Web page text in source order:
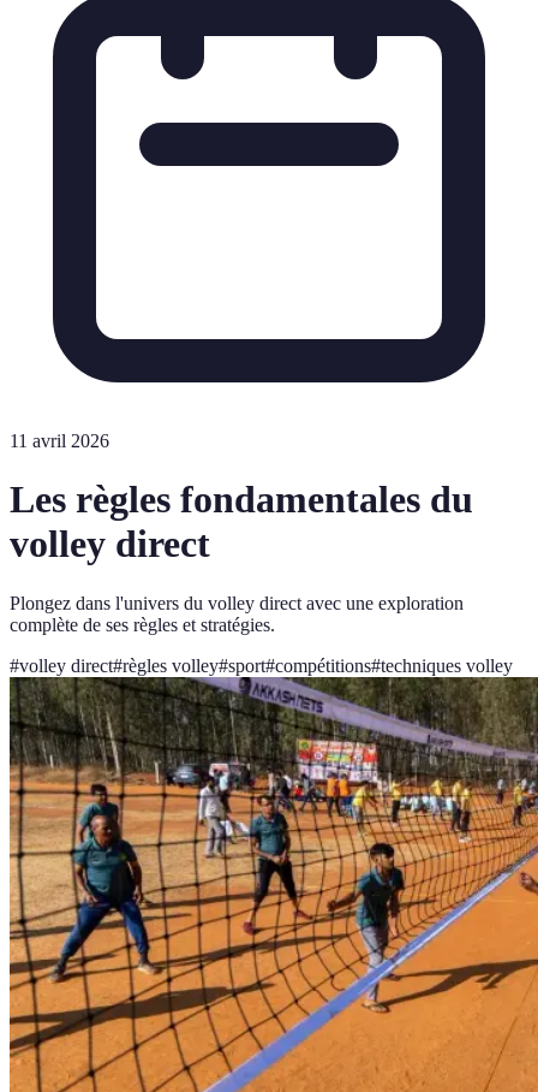
11 avril 2026
Les règles fondamentales du
volley direct
Plongez dans l'univers du volley direct avec une exploration
complète de ses règles et stratégies.
#volley direct#règles volley#sport#compétitions#techniques volley